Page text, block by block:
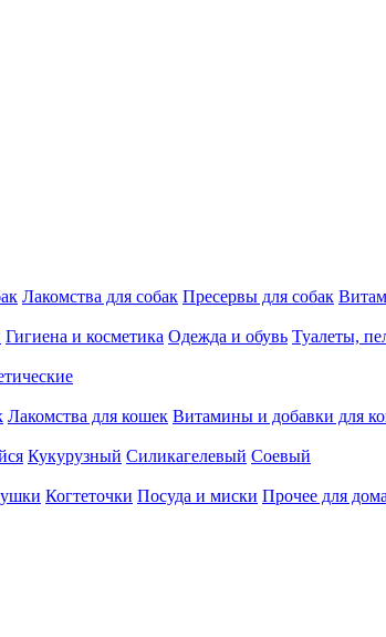
Лакомства для собак Пресервы для собак
Гигиена и косметика Одежда и обувь Туалеты,
Лакомства для кошек Витамины и добавки для
Кукурузный Силикагелевый Соевый
Когтеточки Посуда и миски Прочее для дома